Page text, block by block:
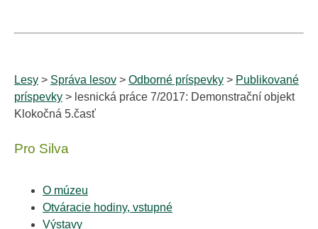
Lesy > Správa lesov > Odborné príspevky > Publikované
príspevky > lesnická práce 7/2017: Demonstrační objekt
Klokočná 5.časť
Pro Silva
O múzeu
Otváracie hodiny, vstupné
Výstavy